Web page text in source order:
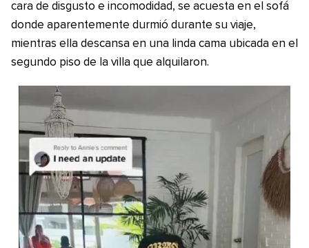
cara de disgusto e incomodidad, se acuesta en el sofá
donde aparentemente durmió durante su viaje,
mientras ella descansa en una linda cama ubicada en el
segundo piso de la villa que alquilaron.